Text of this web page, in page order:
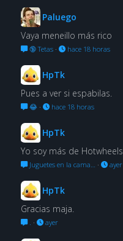
Paluego
Vaya meneillo más rico
🔞 Tetas· hace 18 horas
HpTk
Pues a ver si espabilas.
😂· hace 18 horas
HpTk
Yo soy más de Hotwheels.
Juguetes en la cama… · ayer
HpTk
Gracias maja.
. · ayer